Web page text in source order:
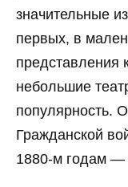
значительные
первых, в
представления
небольшие
популярность.
Гражданской
1880-м годам —